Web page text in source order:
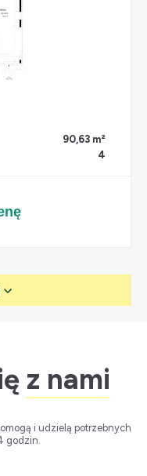
90,63 m²
4
z nami
i udzielą potrzebnych
godzin.